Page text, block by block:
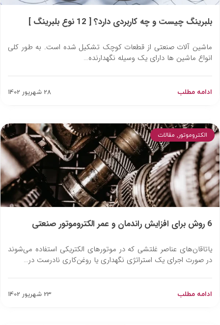
بلبرینگ چیست و چه کاربردی دارد؟ [ 12 نوع بلبرینگ ]
ماشین آلات صنعتی از قطعات کوچک تشکیل شده است. به طور کلی
انواع ماشین ها دارای یک وسیله نگهدارنده…
ادامه مطلب 28 شهریور 1402
6 روش برای افزایش راندمان و عمر الکتروموتور صنعتی
یاتاقان‌های عناصر غلتشی که در موتورهای الکتریکی استفاده می‌شوند
در صورت اجرای یک استراتژی نگهداری یا روغن‌کاری نادرست در…
ادامه مطلب 23 شهریور 1402
الکتروموتور, مقالات